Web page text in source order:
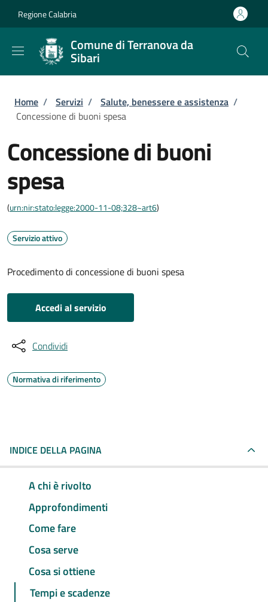
Regione Calabria
Comune di Terranova da
Sibari
Briciole di pane
Home / Servizi / Salute, benessere e assistenza /
Concessione di buoni spesa
Concessione di buoni
spesa
(urn:nir:stato:legge:2000-11-08;328~art6)
Servizio attivo
Procedimento di concessione di buoni spesa
Accedi al servizio
Condividi
Normativa di riferimento
INDICE DELLA PAGINA
A chi è rivolto
Approfondimenti
Come fare
Cosa serve
Cosa si ottiene
Tempi e scadenze